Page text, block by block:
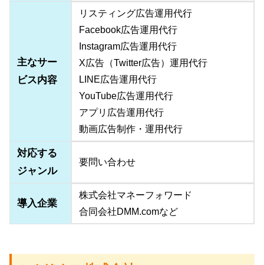
主なサー
ビス内容
リスティング広告運用代行
Facebook広告運用代行
Instagram広告運用代行
X広告（Twitter広告）運用代行
LINE広告運用代行
YouTube広告運用代行
アプリ広告運用代行
動画広告制作・運用代行
対応する
ジャンル
要問い合わせ
導入企業
株式会社マネーフォワード
合同会社DMM.comなど